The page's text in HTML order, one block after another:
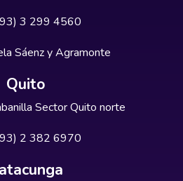
3 299 4560
Sáenz y Agramonte
Quito
Sector Quito norte
2 382 6970